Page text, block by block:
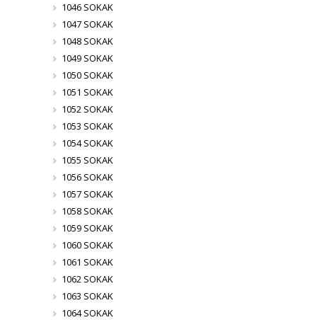
1046 SOKAK
1047 SOKAK
1048 SOKAK
1049 SOKAK
1050 SOKAK
1051 SOKAK
1052 SOKAK
1053 SOKAK
1054 SOKAK
1055 SOKAK
1056 SOKAK
1057 SOKAK
1058 SOKAK
1059 SOKAK
1060 SOKAK
1061 SOKAK
1062 SOKAK
1063 SOKAK
1064 SOKAK